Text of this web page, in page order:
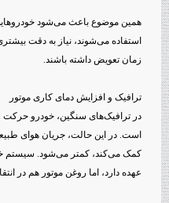
همین موضوع باعث می‌شود
استفاده می‌شوند، نیاز به دقت
زمان تعویض داشته باشند.
ترافیک و افزایش دمای کاری موتور
در ترافیک‌های سنگین، خودرو حرکت
است. در این حالت، جریان هوای
کمک می‌کند، کمتر می‌شود. سیستم
عهده دارد، اما روغن موتور هم در